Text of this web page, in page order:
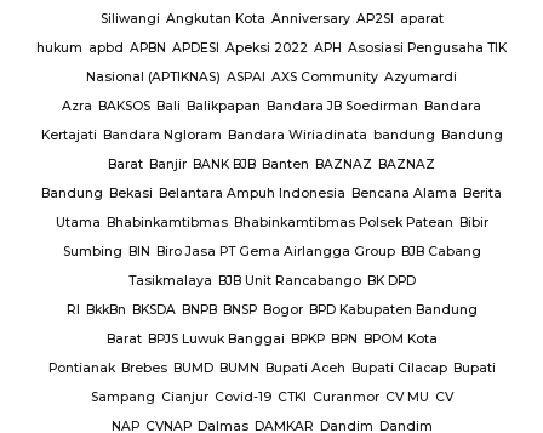
Pengusaha TIK
Bandara
Bandung
Alama Berita
Patean Bibir
BJB Cabang
Bandung
Cilacap Bupati
Berita Sosial
Kemendagri Bersama
Daerah Kabupaten Sijai Gelar
Terkait Strategi Pengendalian